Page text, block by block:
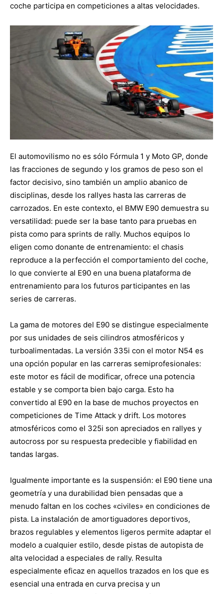
coche participa en competiciones a altas velocidades.
El automovilismo no es sólo Fórmula 1 y Moto GP, donde
las fracciones de segundo y los gramos de peso son el
factor decisivo, sino también un amplio abanico de
disciplinas, desde los rallyes hasta las carreras de
carrozados. En este contexto, el BMW E90 demuestra su
versatilidad: puede ser la base tanto para pruebas en
pista como para sprints de rally. Muchos equipos lo
eligen como donante de entrenamiento: el chasis
reproduce a la perfección el comportamiento del coche,
lo que convierte al E90 en una buena plataforma de
entrenamiento para los futuros participantes en las
series de carreras.
La gama de motores del E90 se distingue especialmente
por sus unidades de seis cilindros atmosféricos y
turboalimentadas. La versión 335i con el motor N54 es
una opción popular en las carreras semiprofesionales:
este motor es fácil de modificar, ofrece una potencia
estable y se comporta bien bajo carga. Esto ha
convertido al E90 en la base de muchos proyectos en
competiciones de Time Attack y drift. Los motores
atmosféricos como el 325i son apreciados en rallyes y
autocross por su respuesta predecible y fiabilidad en
tandas largas.
Igualmente importante es la suspensión: el E90 tiene una
geometría y una durabilidad bien pensadas que a
menudo faltan en los coches «civiles» en condiciones de
pista. La instalación de amortiguadores deportivos,
brazos regulables y elementos ligeros permite adaptar el
modelo a cualquier estilo, desde pistas de autopista de
alta velocidad a especiales de rally. Resulta
especialmente eficaz en aquellos trazados en los que es
esencial una entrada en curva precisa y un